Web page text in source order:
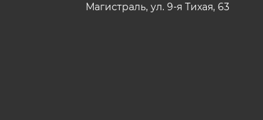
Магистраль, ул. 9-я Тихая, 63